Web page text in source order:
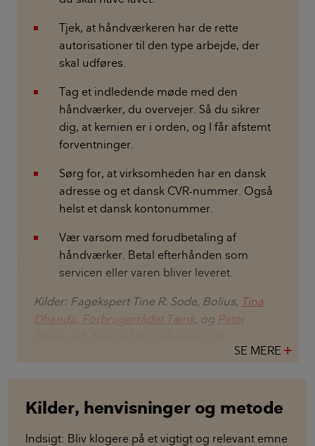
Tjek, at håndværkeren har de rette
autorisationer til den type arbejde, der
skal udføres.
Tag et indledende møde med den
håndværker, du overvejer. Så du sikrer
dig, at kemien er i orden, og I får afstemt
forventninger.
Sørg for, at virksomheden har en dansk
adresse og et dansk CVR-nummer. Også
helst et dansk kontonummer.
Vær varsom med forudbetaling af
håndværker. Betal efterhånden som
servicen eller varen bliver leveret.
Kilder: Fagekspert Tine R. Sode, Bolius, Tina
Dhanda, Forbrugerrådet Tænk, og Peter
SE MERE
Kilder, henvisninger og metode
Indsigt: Bliv klogere på et vigtigt og relevant emne